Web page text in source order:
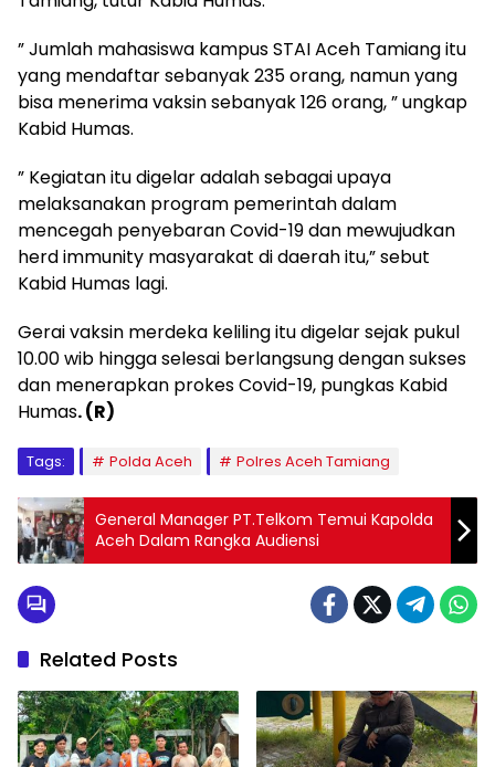
” Jumlah mahasiswa kampus STAI Aceh Tamiang itu
yang mendaftar sebanyak 235 orang, namun yang
bisa menerima vaksin sebanyak 126 orang, ” ungkap
Kabid Humas.
” Kegiatan itu digelar adalah sebagai upaya
melaksanakan program pemerintah dalam
mencegah penyebaran Covid-19 dan mewujudkan
herd immunity masyarakat di daerah itu,” sebut
Kabid Humas lagi.
Gerai vaksin merdeka keliling itu digelar sejak pukul
10.00 wib hingga selesai berlangsung dengan sukses
dan menerapkan prokes Covid-19, pungkas Kabid
Humas. (R)
Tags: Polda Aceh Polres Aceh Tamiang
General Manager PT.Telkom Temui Kapolda
Aceh Dalam Rangka Audiensi
Related Posts